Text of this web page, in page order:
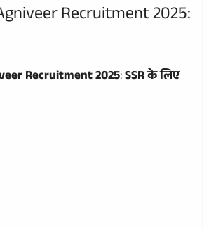
Recruitment 2025:
Recruitment 2025:SSR के लिए